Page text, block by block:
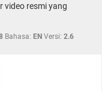
video resmi yang
Bahasa: EN Versi: 2.6